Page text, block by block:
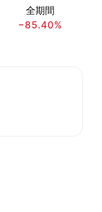
全期間
−85.40%